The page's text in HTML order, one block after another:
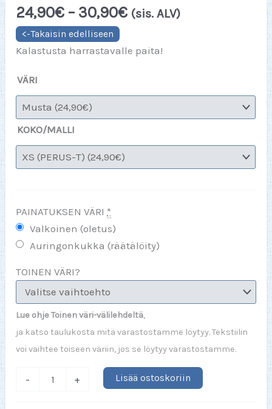
24,90€ – 30,90€Hintaluokka:
-
(sis. ALV)
Kalastusta harrastavalle paita!
VÄRI
KOKO/MALLI
PAINATUKSEN VÄRI *
Valkoinen (oletus)
Auringonkukka (räätälöity)
TOINEN VÄRI?
Lue ohje Toinen väri-välilehdeltä,
ja katso taulukosta mitä varastostamme löytyy. Tekstiilin
voi vaihtee toiseen väriin, jos se löytyy varastostamme.
- + Lisää ostoskoriin